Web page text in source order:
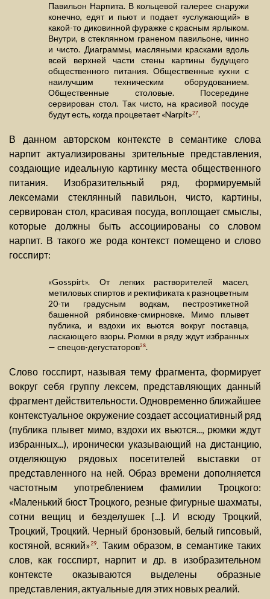
Павильон Нарпита. В кольцевой галерее снаружи
конечно, едят и пьют и подает «услужающий» в
какой-то диковинной фуражке с красным ярлыком.
Внутри, в стеклянном граненом павильоне, чинно
и чисто. Диаграммы, масляными красками вдоль
всей верхней части стены картины будущего
общественного питания. Общественные кухни с
наилучшим техническим оборудованием.
Общественные столовые. Посередине
сервирован стол. Так чисто, на красивой посуде
будут есть, когда процветает «Narpit»27.
В данном авторском контексте в семантике слова
нарпит актуализированы зрительные представления,
создающие идеальную картинку места общественного
питания. Изобразительный ряд, формируемый
лексемами стеклянный павильон, чисто, картины,
сервирован стол, красивая посуда, воплощает смыслы,
которые должны быть ассоциированы со словом
нарпит. В такого же рода контекст помещено и слово
госспирт:
«Gosspirt». От легких растворителей масел,
метиловых спиртов и ректификата к разноцветным
20-ти градусным водкам, пестроэтикетной
башенной рябиновке-смирновке. Мимо плывет
публика, и вздохи их вьются вокруг поставца,
ласкающего взоры. Рюмки в ряду ждут избранных
— спецов-дегустаторов28.
Слово госспирт, называя тему фрагмента, формирует
вокруг себя группу лексем, представляющих данный
фрагмент действительности. Одновременно ближайшее
контекстуальное окружение создает ассоциативный ряд
(публика плывет мимо, вздохи их вьются..., рюмки ждут
избранных...), иронически указывающий на дистанцию,
отделяющую рядовых посетителей выставки от
представленного на ней. Образ времени дополняется
частотным употреблением фамилии Троцкого:
«Маленький бюст Троцкого, резные фигурные шахматы,
сотни вещиц и безделушек [...]. И всюду Троцкий,
Троцкий, Троцкий. Черный бронзовый, белый гипсовый,
костяной, всякий»29. Таким образом, в семантике таких
слов, как госспирт, нарпит и др. в изобразительном
контексте оказываются выделены образные
представления, актуальные для этих новых реалий.